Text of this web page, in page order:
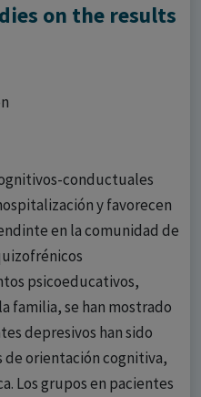
on the results
conductuales
y favorecen
en la comunidad de
psicoeducativos,
familia, se han mostrado
depresivos han sido
orientación cognitiva,
Los grupos en pacientes